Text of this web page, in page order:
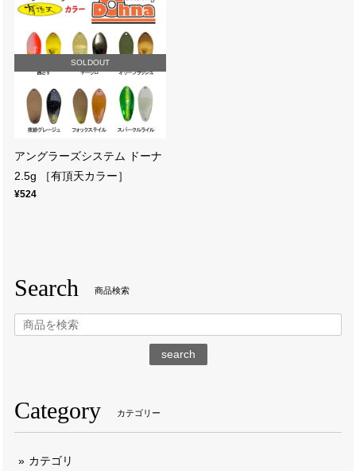
SOLDOUT
アングラーズシステム ドーナ
2.5g ［有頂天カラー］
¥524
Search 商品検索
search
Category カテゴリー
カテゴリ